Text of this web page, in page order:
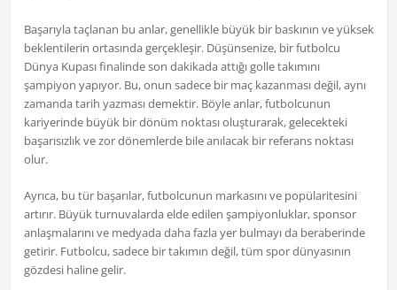
Başarıyla taçlanan bu anlar, genellikle büyük bir baskının ve yüksek
beklentilerin ortasında gerçekleşir. Düşünsenize, bir futbolcu
Dünya Kupası finalinde son dakikada attığı golle takımını
şampiyon yapıyor. Bu, onun sadece bir maç kazanması değil, aynı
zamanda tarih yazması demektir. Böyle anlar, futbolcunun
kariyerinde büyük bir dönüm noktası oluşturarak, gelecekteki
başarısızlık ve zor dönemlerde bile anılacak bir referans noktası
olur.
Ayrıca, bu tür başarılar, futbolcunun markasını ve popülaritesini
artırır. Büyük turnuvalarda elde edilen şampiyonluklar, sponsor
anlaşmalarını ve medyada daha fazla yer bulmayı da beraberinde
getirir. Futbolcu, sadece bir takımın değil, tüm spor dünyasının
gözdesi haline gelir.